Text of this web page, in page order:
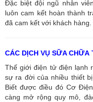
Đặc biệt đội ngũ nhân
luôn cam kết hoàn thành
đã cam kết với khách hàng.
CÁC DỊCH VỤ SỮA
Thế giới điện tử điện lạnh
sự ra đời của nhiều thiết
Biết được điều đó Cơ
càng mở rộng quy mô,